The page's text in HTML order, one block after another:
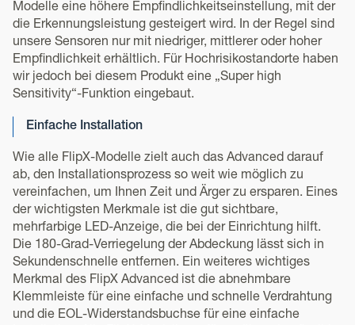
Modelle eine höhere Empfindlichkeitseinstellung, mit der
die Erkennungsleistung gesteigert wird. In der Regel sind
unsere Sensoren nur mit niedriger, mittlerer oder hoher
Empfindlichkeit erhältlich. Für Hochrisikostandorte haben
wir jedoch bei diesem Produkt eine „Super high
Sensitivity“-Funktion eingebaut.
Einfache Installation
Wie alle FlipX-Modelle zielt auch das Advanced darauf
ab, den Installationsprozess so weit wie möglich zu
vereinfachen, um Ihnen Zeit und Ärger zu ersparen. Eines
der wichtigsten Merkmale ist die gut sichtbare,
mehrfarbige LED-Anzeige, die bei der Einrichtung hilft.
Die 180-Grad-Verriegelung der Abdeckung lässt sich in
Sekundenschnelle entfernen. Ein weiteres wichtiges
Merkmal des FlipX Advanced ist die abnehmbare
Klemmleiste für eine einfache und schnelle Verdrahtung
und die EOL-Widerstandsbuchse für eine einfache